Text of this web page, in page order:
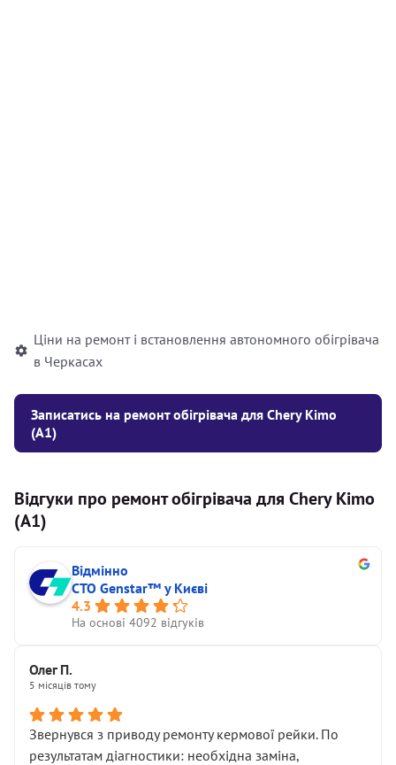
Ціни на ремонт і встановлення автономного обігрівача
в Черкасах
Записатись на ремонт обігрівача для Chery Kimo
(A1)
Відгуки про ремонт обігрівача для Chery Kimo
(A1)
Відмінно
СТО Genstar™ у Києві
4.3
На основі 4092 відгуків
Олег П.
5 місяців тому
Звернувся з приводу ремонту кермової рейки. По
результатам діагностики: необхідна заміна,